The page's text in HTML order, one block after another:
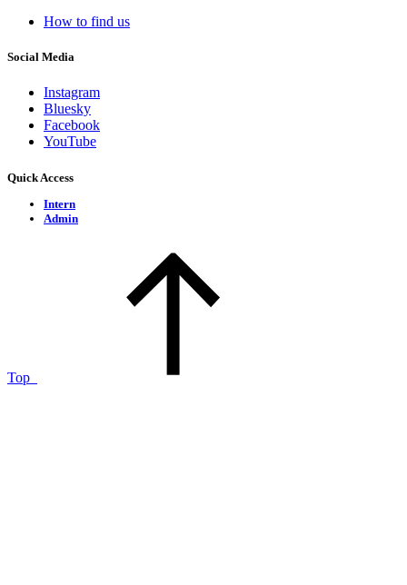
How to find us
Social Media
Instagram
Bluesky
Facebook
YouTube
Quick Access
Intern
Admin
Top